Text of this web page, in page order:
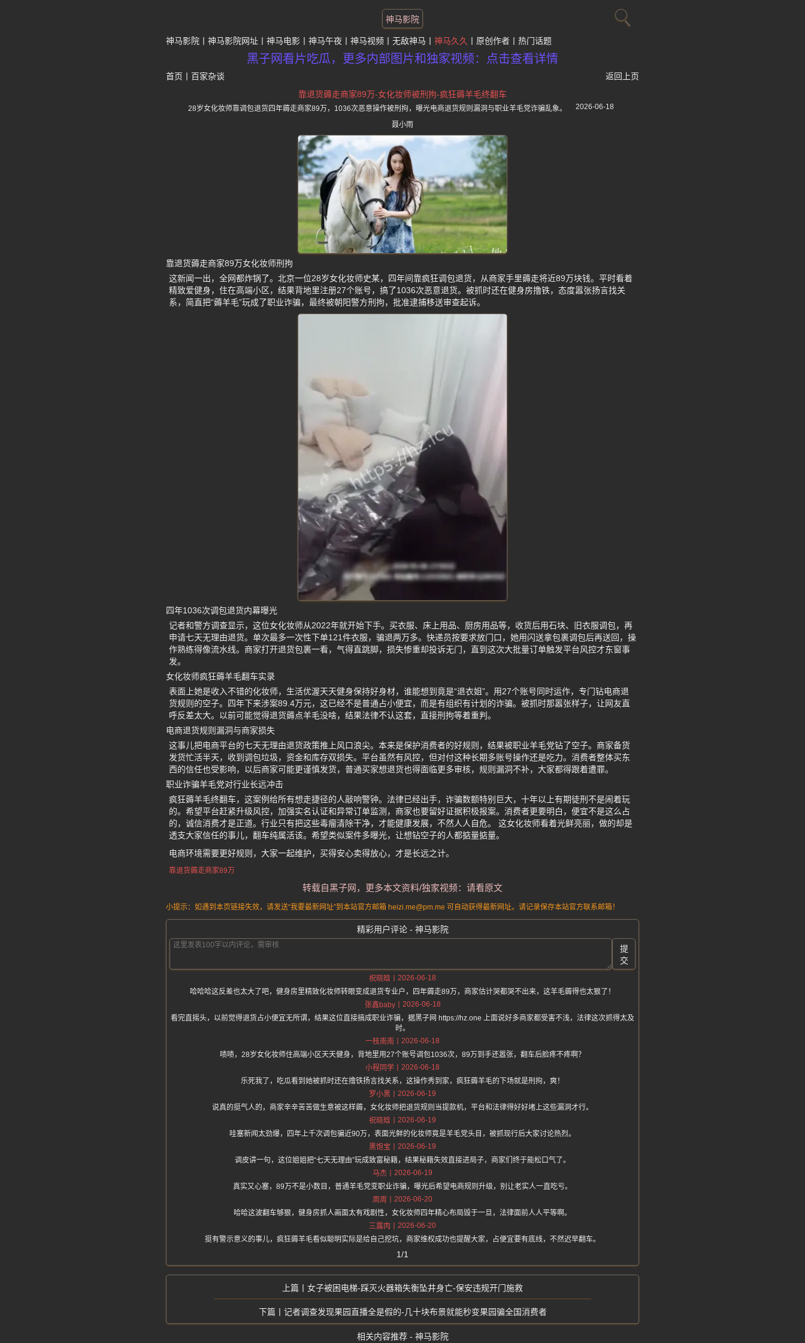
神马影院
神马影院 神马影院网址 神马电影 神马午夜 神马视频 无敌神马 神马久久 原创作者 热门话题
黑子网看片吃瓜，更多内部图片和独家视频：点击查看详情
首页 百家杂谈
返回上页
靠退货薅走商家89万-女化妆师被刑拘-疯狂薅羊毛终翻车
28岁女化妆师靠调包退货四年薅走商家89万，1036次恶意操作被刑拘，曝光电商退货规则漏洞与职业羊毛党诈骗乱象。 2026-06-18
聂小雨
靠退货薅走商家89万女化妆师刑拘
这新闻一出，全网都炸锅了。北京一位28岁女化妆师史某，四年间靠疯狂调包退货，从商家手里薅走将近89万块钱。平时看着
精致爱健身，住在高端小区，结果背地里注册27个账号，搞了1036次恶意退货。被抓时还在健身房撸铁，态度嚣张扬言找关
系，简直把“薅羊毛”玩成了职业诈骗，最终被朝阳警方刑拘，批准逮捕移送审查起诉。
四年1036次调包退货内幕曝光
记者和警方调查显示，这位女化妆师从2022年就开始下手。买衣服、床上用品、厨房用品等，收货后用石块、旧衣服调包，再
申请七天无理由退货。单次最多一次性下单121件衣服，骗退两万多。快递员按要求放门口，她用闪送拿包裹调包后再送回，操
作熟练得像流水线。商家打开退货包裹一看，气得直跳脚，损失惨重却投诉无门，直到这次大批量订单触发平台风控才东窗事
发。
女化妆师疯狂薅羊毛翻车实录
表面上她是收入不错的化妆师，生活优渥天天健身保持好身材，谁能想到竟是“退衣姐”。用27个账号同时运作，专门钻电商退
货规则的空子。四年下来涉案89.4万元，这已经不是普通占小便宜，而是有组织有计划的诈骗。被抓时那嚣张样子，让网友直
呼反差太大。以前可能觉得退货薅点羊毛没啥，结果法律不认这套，直接刑拘等着重判。
电商退货规则漏洞与商家损失
这事儿把电商平台的七天无理由退货政策推上风口浪尖。本来是保护消费者的好规则，结果被职业羊毛党钻了空子。商家备货
发货忙活半天，收到调包垃圾，资金和库存双损失。平台虽然有风控，但对付这种长期多账号操作还是吃力。消费者整体买东
西的信任也受影响，以后商家可能更谨慎发货，普通买家想退货也得面临更多审核，规则漏洞不补，大家都得跟着遭罪。
职业诈骗羊毛党对行业长远冲击
疯狂薅羊毛终翻车，这案例给所有想走捷径的人敲响警钟。法律已经出手，诈骗数额特别巨大，十年以上有期徒刑不是闹着玩
的。希望平台赶紧升级风控，加强实名认证和异常订单监测，商家也要留好证据积极报案。消费者更要明白，便宜不是这么占
的，诚信消费才是正道。行业只有把这些毒瘤清除干净，才能健康发展，不然人人自危。 这女化妆师看着光鲜亮丽，做的却是
透支大家信任的事儿，翻车纯属活该。希望类似案件多曝光，让想钻空子的人都掂量掂量。
电商环境需要更好规则，大家一起维护，买得安心卖得放心，才是长远之计。
靠退货薅走商家89万
转载自黑子网，更多本文资料/独家视频：请看原文
小提示：如遇到本页链接失效，请发送“我要最新网址”到本站官方邮箱 heizi.me@pm.me 可自动获得最新网址。请记录保存本站官方联系邮箱！
精彩用户评论 - 神马影院
提
交
祝晓晗
2026-06-18
哈哈哈这反差也太大了吧，健身房里精致化妆师转眼变成退货专业户，四年薅走89万，商家估计哭都哭不出来，这羊毛薅得也太狠了！
张鑫baby
2026-06-18
看完直摇头，以前觉得退货占小便宜无所谓，结果这位直接搞成职业诈骗，据黑子网 https://hz.one 上面说好多商家都受害不浅，法律这次抓得太及
时。
一枝南南
2026-06-18
啧啧，28岁女化妆师住高端小区天天健身，背地里用27个账号调包1036次，89万到手还嚣张，翻车后脸疼不疼啊？
小程同学
2026-06-18
乐死我了，吃瓜看到她被抓时还在撸铁扬言找关系，这操作秀到家，疯狂薅羊毛的下场就是刑拘，爽！
罗小黑
2026-06-19
说真的挺气人的，商家辛辛苦苦做生意被这样薅，女化妆师把退货规则当提款机，平台和法律得好好堵上这些漏洞才行。
祝晓晗
2026-06-19
哇塞新闻太劲爆，四年上千次调包骗近90万，表面光鲜的化妆师竟是羊毛党头目，被抓现行后大家讨论热烈。
黑饱宝
2026-06-19
调皮讲一句，这位姐姐把“七天无理由”玩成致富秘籍，结果秘籍失效直接进局子，商家们终于能松口气了。
马杰
2026-06-19
真实又心塞，89万不是小数目，普通羊毛党变职业诈骗，曝光后希望电商规则升级，别让老实人一直吃亏。
周周
2026-06-20
哈哈这波翻车够狠，健身房抓人画面太有戏剧性，女化妆师四年精心布局毁于一旦，法律面前人人平等啊。
三露肉
2026-06-20
挺有警示意义的事儿，疯狂薅羊毛看似聪明实际是给自己挖坑，商家维权成功也提醒大家，占便宜要有底线，不然迟早翻车。
1/1
女子被困电梯-踩灭火器箱失衡坠井身亡-保安违规开门施救
记者调查发现果园直播全是假的-几十块布景就能秒变果园骗全国消费者
相关内容推荐 - 神马影院